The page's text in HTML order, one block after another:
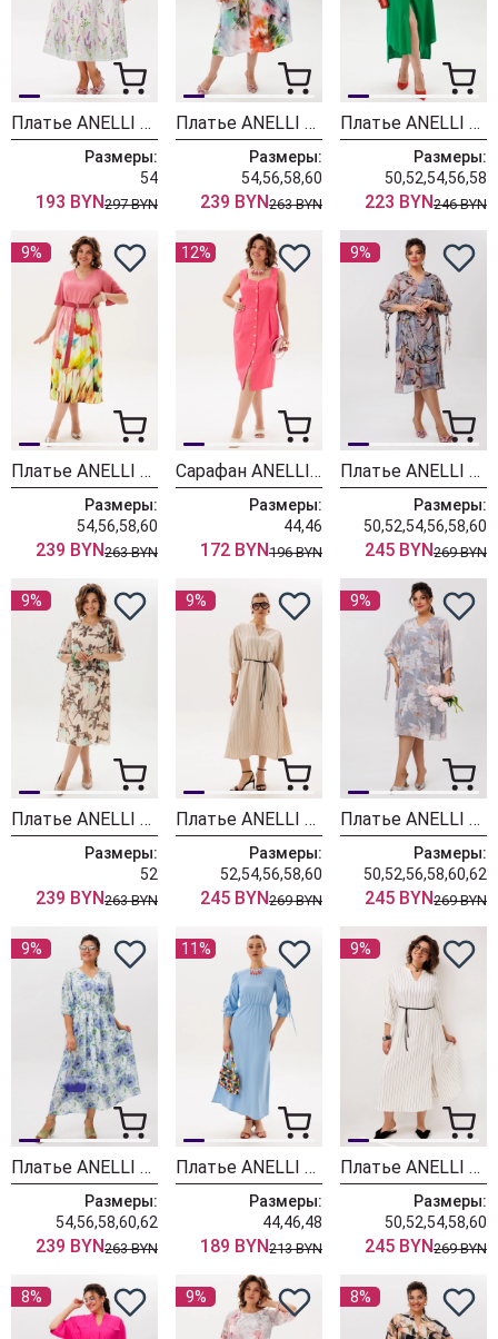
Платье ANELLI LAUREL 1424-1 лавандовый аромат
Размеры:
54
193 BYN297 BYN
Платье ANELLI LAUREL 1857 цветные цветы
Размеры:
54,56,58,60
239 BYN263 BYN
Платье ANELLI LAUREL 1902 малахитовый сон
Размеры:
50,52,54,56,58
223 BYN246 BYN
9%
Платье ANELLI LAUREL 1857 розовые цветы
Размеры:
54,56,58,60
239 BYN263 BYN
12%
Сарафан ANELLI LAUREL 1567 коралловый риф
Размеры:
44,46
172 BYN196 BYN
9%
Платье ANELLI LAUREL 1898 пепельные бабочки
Размеры:
50,52,54,56,58,60
245 BYN269 BYN
9%
Платье ANELLI LAUREL 1813 мятный цветок
Размеры:
52
239 BYN263 BYN
9%
Платье ANELLI LAUREL 1846 песочная фея
Размеры:
52,54,56,58,60
245 BYN269 BYN
9%
Платье ANELLI LAUREL 1898 пепельный цветок
Размеры:
50,52,56,58,60,62
245 BYN269 BYN
9%
Платье ANELLI LAUREL 1897 васильки
Размеры:
54,56,58,60,62
239 BYN263 BYN
11%
Платье ANELLI LAUREL 1878 голубая фантазия
Размеры:
44,46,48
189 BYN213 BYN
9%
Платье ANELLI LAUREL 1846 белоснежная фея
Размеры:
50,52,54,58,60
245 BYN269 BYN
8% 9% 8%